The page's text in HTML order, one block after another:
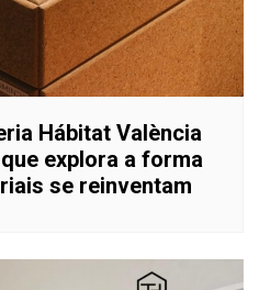
Hábitat València
explora a forma
se reinventam